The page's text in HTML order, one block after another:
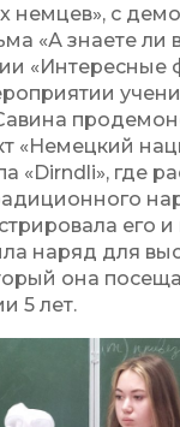
немцев», с
«А знаете ли
«Интересные
«Немецкий
«Dirndli», где
его и
наряд для
она
5 лет.